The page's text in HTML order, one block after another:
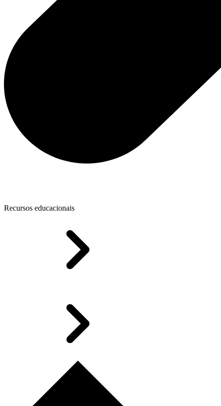
Recursos educacionais